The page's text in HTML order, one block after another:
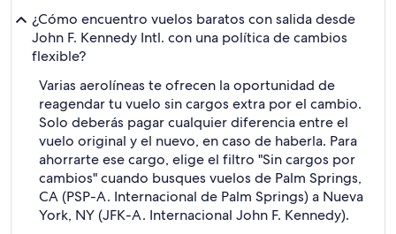
¿Cómo encuentro vuelos baratos con salida desde
John F. Kennedy Intl. con una política de cambios
flexible?
Varias aerolíneas te ofrecen la oportunidad de
reagendar tu vuelo sin cargos extra por el cambio.
Solo deberás pagar cualquier diferencia entre el
vuelo original y el nuevo, en caso de haberla. Para
ahorrarte ese cargo, elige el filtro "Sin cargos por
cambios" cuando busques vuelos de Palm Springs,
CA (PSP-A. Internacional de Palm Springs) a Nueva
York, NY (JFK-A. Internacional John F. Kennedy).